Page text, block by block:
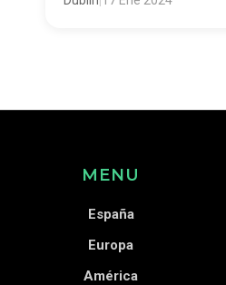
MENU
España
Europa
América